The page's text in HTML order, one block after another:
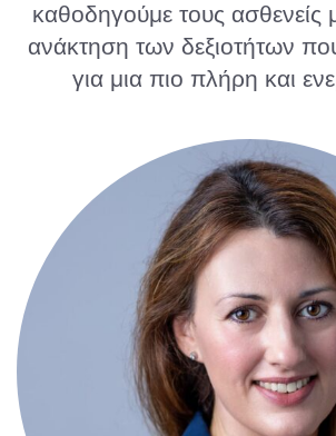
καθοδηγούμε τους ασθενείς
ανάκτηση των δεξιοτήτων
για μια πιο πλήρη και